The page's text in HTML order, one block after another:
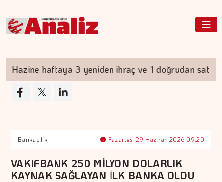
haftaya 3 yeniden ihraç ve 1 doğrudan satış
Bankacılık Pazartesi 29 Haziran 2026 09:20
VAKIFBANK 250 MİLYON DOLARLIK
KAYNAK SAĞLAYAN İLK BANKA OLDU